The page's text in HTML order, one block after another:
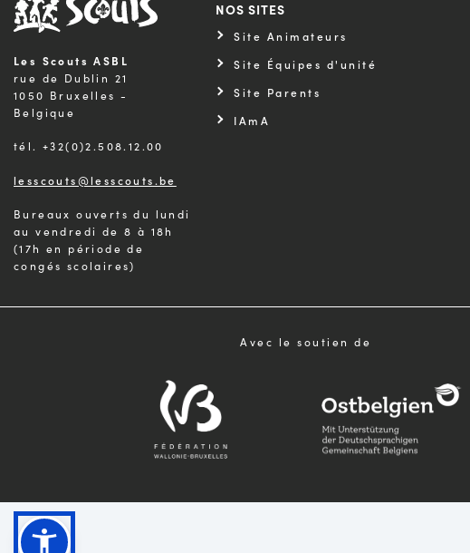
Les Scouts ASBL
rue de Dublin 21
1050 Bruxelles -
Belgique
tél. +32(0)2.508.12.00
lesscouts@lesscouts.be
Bureaux ouverts du lundi
au vendredi de 8 à 18h
(17h en période de
congés scolaires)
NOS SITES
Site Animateurs
Site Équipes d'unité
Site Parents
IAmA
Avec le soutien de